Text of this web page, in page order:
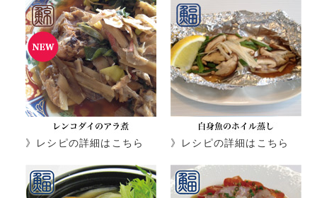
》レシピの詳細はこちら 》レシピの詳細はこちら